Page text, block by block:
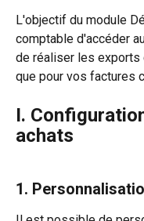
L'objectif du module
comptable d'accéder
de réaliser les exports
que pour vos factures
I.
achats
1.